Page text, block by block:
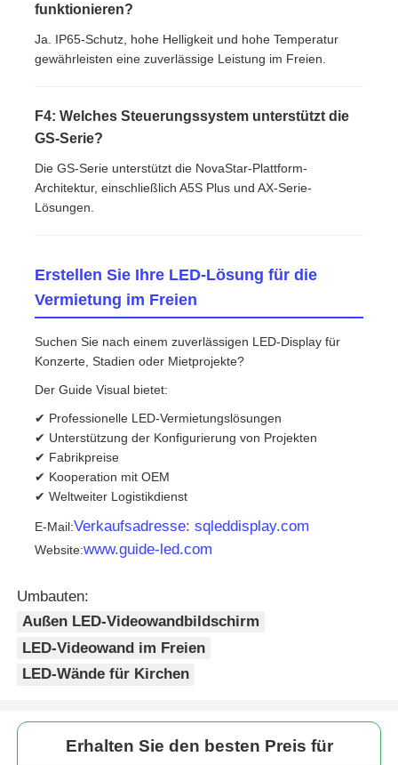
funktionieren?
Ja. IP65-Schutz, hohe Helligkeit und hohe Temperatur
gewährleisten eine zuverlässige Leistung im Freien.
F4: Welches Steuerungssystem unterstützt die
GS-Serie?
Die GS-Serie unterstützt die NovaStar-Plattform-
Architektur, einschließlich A5S Plus und AX-Serie-
Lösungen.
Erstellen Sie Ihre LED-Lösung für die
Vermietung im Freien
Suchen Sie nach einem zuverlässigen LED-Display für
Konzerte, Stadien oder Mietprojekte?
Der Guide Visual bietet:
✔ Professionelle LED-Vermietungslösungen
✔ Unterstützung der Konfigurierung von Projekten
✔ Fabrikpreise
✔ Kooperation mit OEM
✔ Weltweiter Logistikdienst
E-Mail:Verkaufsadresse: sqleddisplay.com
Website:www.guide-led.com
Umbauten:
Außen LED-Videowandbildschirm
LED-Videowand im Freien
LED-Wände für Kirchen
Erhalten Sie den besten Preis für